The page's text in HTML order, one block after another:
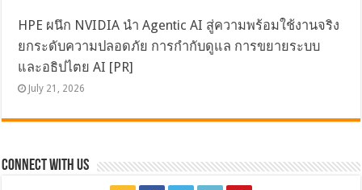
HPE ผนึก NVIDIA นำ Agentic AI สู่ความพร้อมใช้งานจริง
ยกระดับความปลอดภัย การกำกับดูแล การขยายระบบ
และอธิปไตย AI [PR]
July 21, 2026
Connect with Us